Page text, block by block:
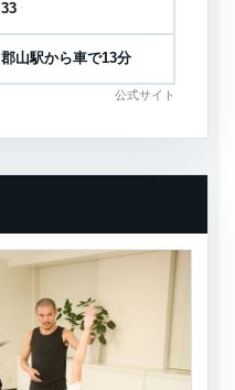
33
郡山駅から車で13分
公式サイト